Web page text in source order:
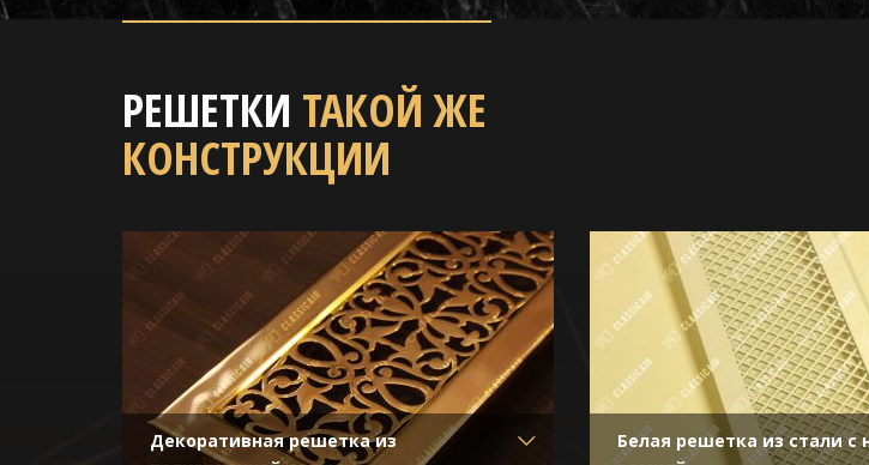
РЕШЕТКИ ТАКОЙ ЖЕ
КОНСТРУКЦИИ
Декоративная решетка из
Белая решетка из стали с